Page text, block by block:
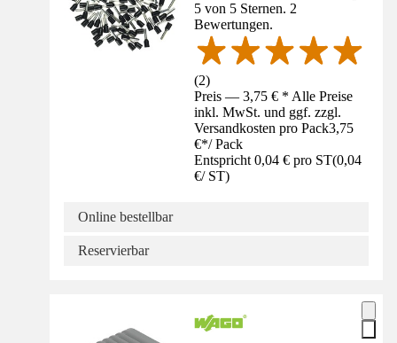
5 von 5 Sternen. 2
Bewertungen.
(2)
Preis — 3,75 € * Alle Preise
inkl. MwSt. und ggf. zzgl.
Versandkosten pro Pack3,75
€*/ Pack
Entspricht 0,04 € pro ST(0,04
€/ ST)
Online bestellbar
Reservierbar